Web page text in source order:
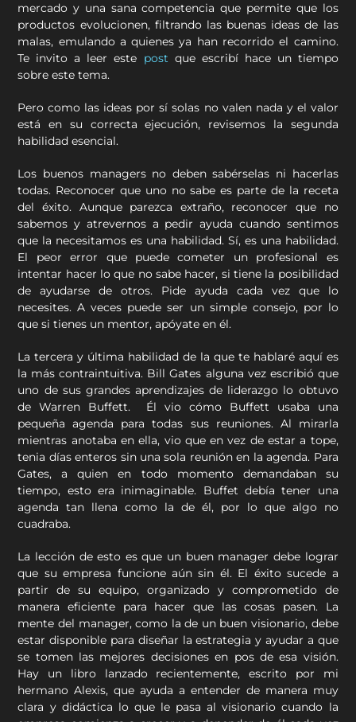
mercado y una sana competencia que permite que los
productos evolucionen, filtrando las buenas ideas de las
malas, emulando a quienes ya han recorrido el camino.
Te invito a leer este post que escribí hace un tiempo
sobre este tema.
Pero como las ideas por sí solas no valen nada y el valor
está en su correcta ejecución, revisemos la segunda
habilidad esencial.
Los buenos managers no deben sabérselas ni hacerlas
todas. Reconocer que uno no sabe es parte de la receta
del éxito. Aunque parezca extraño, reconocer que no
sabemos y atrevernos a pedir ayuda cuando sentimos
que la necesitamos es una habilidad. Sí, es una habilidad.
El peor error que puede cometer un profesional es
intentar hacer lo que no sabe hacer, si tiene la posibilidad
de ayudarse de otros. Pide ayuda cada vez que lo
necesites. A veces puede ser un simple consejo, por lo
que si tienes un mentor, apóyate en él.
La tercera y última habilidad de la que te hablaré aquí es
la más contraintuitiva. Bill Gates alguna vez escribió que
uno de sus grandes aprendizajes de liderazgo lo obtuvo
de Warren Buffett. Él vio cómo Buffett usaba una
pequeña agenda para todas sus reuniones. Al mirarla
mientras anotaba en ella, vio que en vez de estar a tope,
tenia días enteros sin una sola reunión en la agenda. Para
Gates, a quien en todo momento demandaban su
tiempo, esto era inimaginable. Buffet debía tener una
agenda tan llena como la de él, por lo que algo no
cuadraba.
La lección de esto es que un buen manager debe lograr
que su empresa funcione aún sin él. El éxito sucede a
partir de su equipo, organizado y comprometido de
manera eficiente para hacer que las cosas pasen. La
mente del manager, como la de un buen visionario, debe
estar disponible para diseñar la estrategia y ayudar a que
se tomen las mejores decisiones en pos de esa visión.
Hay un libro lanzado recientemente, escrito por mi
hermano Alexis, que ayuda a entender de manera muy
clara y didáctica lo que le pasa al visionario cuando la